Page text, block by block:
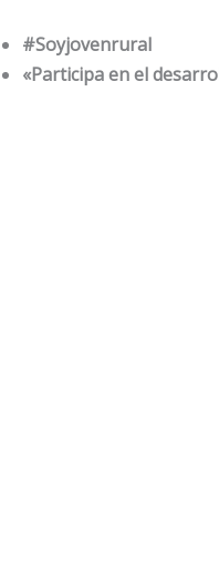
#Soyjovenrural
«Participa en el